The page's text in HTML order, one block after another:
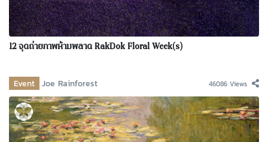
12 จุดถ่ายภาพห้ามพลาด RakDok Floral Week(s)
Event Joe Rainforest 46086 Views